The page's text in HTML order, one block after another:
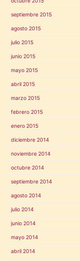
septiembre 2015
agosto 2015
julio 2015
junio 2015
mayo 2015
abril 2015
marzo 2015
febrero 2015
enero 2015
diciembre 2014
noviembre 2014
octubre 2014
septiembre 2014
agosto 2014
julio 2014
junio 2014
mayo 2014
abril 2014